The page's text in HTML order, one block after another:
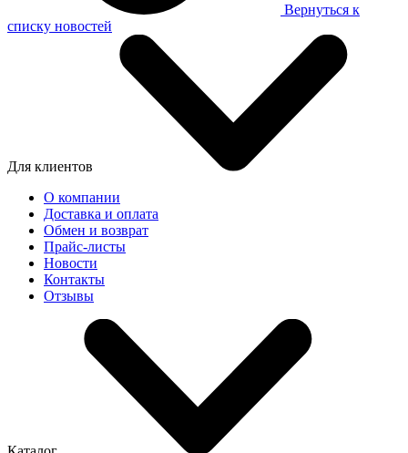
Вернуться к
списку новостей
Для клиентов
О компании
Доставка и оплата
Обмен и возврат
Прайс-листы
Новости
Контакты
Отзывы